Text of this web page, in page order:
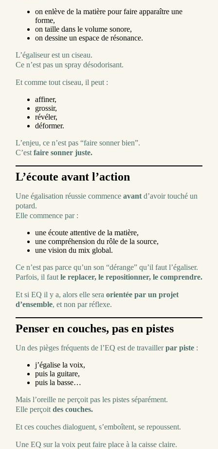
on enlève de la matière pour faire apparaître une
forme,
on taille dans le volume sonore,
on dessine un espace de résonance.
L’égaliseur est un ciseau.
Ce n’est pas un spray désodorisant.
Et comme tout ciseau, il peut :
affiner,
grossir,
révéler,
déformer.
L’enjeu, ce n’est pas “faire sonner bien”.
C’est faire sonner juste.
L’écoute avant l’action
Une égalisation réussie commence avant d’avoir touché un
potard.
Elle commence par :
une écoute attentive de la matière,
une compréhension du rôle de la source,
une vision du mix global.
Ce n’est pas parce qu’un son “dérange” qu’il faut l’égaliser.
Parfois, il faut le replacer, le repositionner, le comprendre.
Et si EQ il y a, alors elle sera orientée par un projet
d’ensemble, et non par réflexe.
Penser en couches, pas en pistes
Un des pièges fréquents de l’EQ est de travaillerpar piste :
j’égalise la voix,
puis la guitare,
puis la basse…
Mais l’oreille ne perçoit pas les pistes séparément.
Elle perçoit des couches.
Et ces couches dialoguent, s’emboîtent, se repoussent.
Une EQ sur la voix peut faire place à la caisse claire.